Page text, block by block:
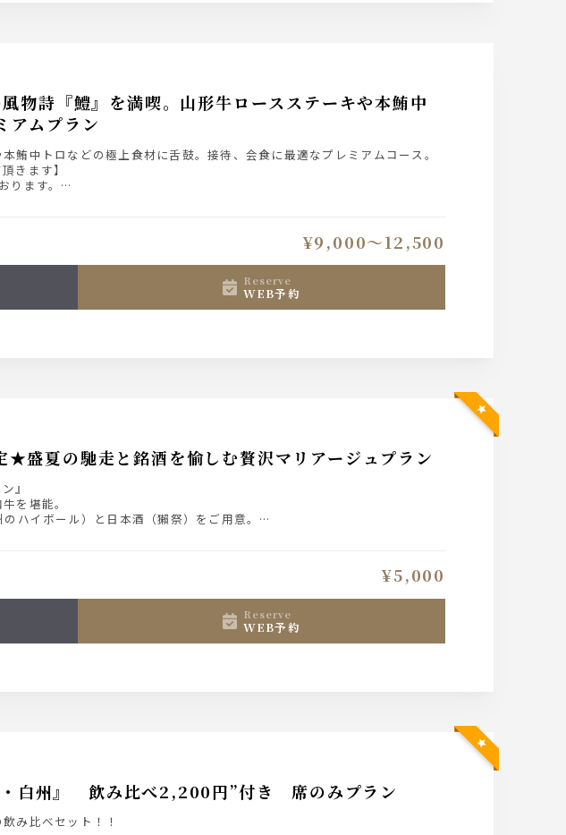
詩『鱧』を満喫。山形牛ロースステーキや本鮪中
アムプラン
鮪中トロなどの極上食材に舌鼓。接待、会食に最適なプレミアムコース。
きます】
ます。
ださい。
¥9,000〜12,500
reserve
WEB予約
盛夏の馳走と銘酒を愉しむ贅沢マリアージュプラン
』
を堪能。
ハイボール）と日本酒（獺祭）をご用意。
¥5,000
reserve
WEB予約
白州』 飲み比べ2,200円”付き 席のみプラン
み比べセット！！